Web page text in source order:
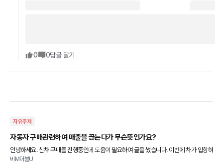
0 0답글 달기
자유주제
자동자 구매관련하여 매출을 끊는다가 무슨뜻인가요?
안녕하세요. 신차 구매를 진행중인데 도움이 필요하여 글을 썼습니다. 이번에 차가 입항하
게되어 딜러가 전화가 왔는데, 차량 매출을 끊어야 1주 뒤에 차를 받아서 검수를 할 수 있
비M더블U